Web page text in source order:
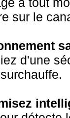
sur le
d'une